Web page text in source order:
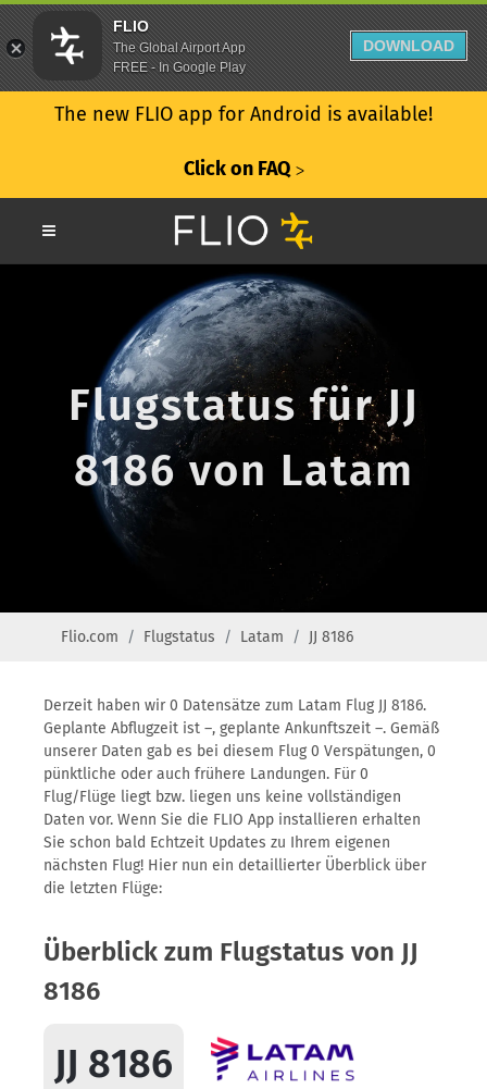
The new FLIO app for Android is available!
Click on FAQ ᐳ
Flugstatus für JJ
8186 von Latam
Flio.com Flugstatus Latam JJ 8186
Derzeit haben wir 0 Datensätze zum Latam Flug JJ 8186.
Geplante Abflugzeit ist –, geplante Ankunftszeit –. Gemäß
unserer Daten gab es bei diesem Flug 0 Verspätungen, 0
pünktliche oder auch frühere Landungen. Für 0
Flug/Flüge liegt bzw. liegen uns keine vollständigen
Daten vor. Wenn Sie die FLIO App installieren erhalten
Sie schon bald Echtzeit Updates zu Ihrem eigenen
nächsten Flug! Hier nun ein detaillierter Überblick über
die letzten Flüge:
Überblick zum Flugstatus von JJ
8186
JJ 8186
FLIO
The Global Airport App
FREE - In Google Play
DOWNLOAD